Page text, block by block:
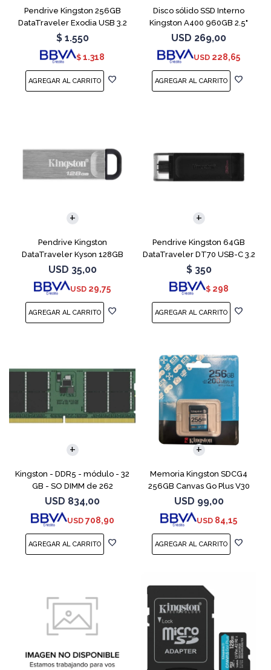
Pendrive Kingston 256GB
DataTraveler Exodia USB 3.2
$ 1.550
$ 1.318
Disco sólido SSD Interno
Kingston A400 960GB 2.5"
SATA 3
USD 269,00
USD 228,65
Pendrive Kingston
DataTraveler Kyson 128GB
USB 3.2
USD 35,00
USD 29,75
Pendrive Kingston 64GB
DataTraveler DT70 USB-C 3.2
$ 350
$ 298
Kingston - DDR5 - módulo - 32
GB - SO DIMM de 262
contactos - 5600 MT/s / PC5-
44800 - CL46 - 1.1 V - sin
búfer - no ECC
USD 834,00
USD 708,90
Memoria Kingston SDCG4
256GB Canvas Go Plus V30
USD 99,00
USD 84,15